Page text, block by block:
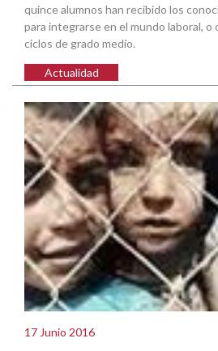
quince alumnos han recibido los
para integrarse en el mundo laboral,
ciclos de grado medio.
Actualidad
17 Junio 2016